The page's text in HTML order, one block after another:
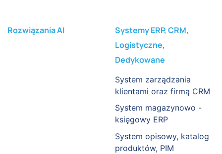
Rozwiązania AI
Systemy ERP, CRM,
Logistyczne,
Dedykowane
System zarządzania
klientami oraz firmą CRM
System magazynowo -
księgowy ERP
System opisowy, katalog
produktów, PIM